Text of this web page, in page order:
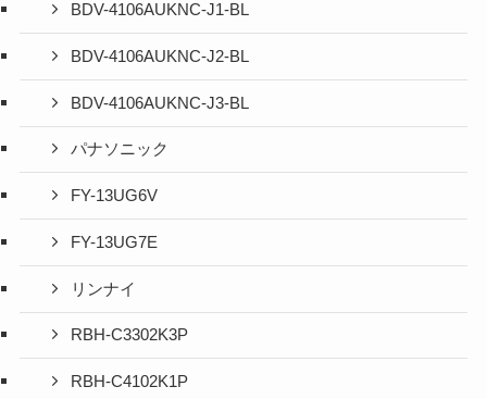
BDV-4106AUKNC-J1-BL
BDV-4106AUKNC-J2-BL
BDV-4106AUKNC-J3-BL
パナソニック
FY-13UG6V
FY-13UG7E
リンナイ
RBH-C3302K3P
RBH-C4102K1P